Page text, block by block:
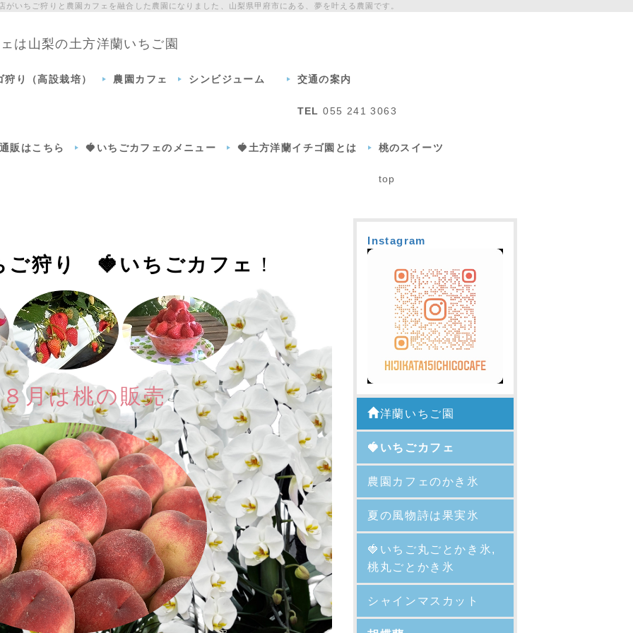
いちご狩りと農園カフェを融合した農園になりました、山梨県甲府市にある、夢を叶える農園です。
は山梨の土方洋蘭いちご園
狩り（高設栽培） 農園カフェ シンビジューム 交通の案内
TEL 055 241 3063
販はこちら 🍓いちごカフェのメニュー 🍓土方洋蘭イチゴ園とは 桃のスイーツ
top
狩り 🍓いちごカフェ ！
月は桃の販売
Instagram
洋蘭いちご園
🍓いちごカフェ
農園カフェのかき氷
夏の風物詩は果実氷
🍓 いちご丸ごとかき氷,
桃丸ごとかき氷
シャインマスカット